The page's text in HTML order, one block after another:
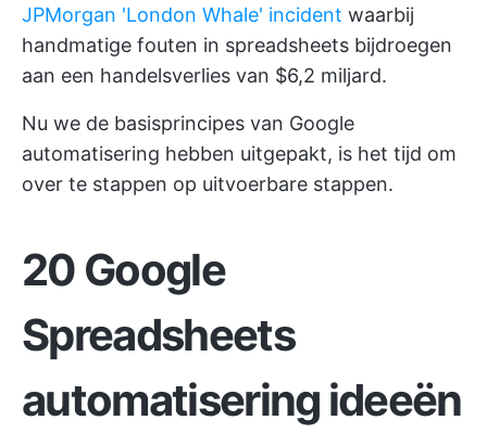
JPMorgan 'London Whale' incident waarbij
handmatige fouten in spreadsheets bijdroegen
aan een handelsverlies van $6,2 miljard.
Nu we de basisprincipes van Google
automatisering hebben uitgepakt, is het tijd om
over te stappen op uitvoerbare stappen.
20 Google
Spreadsheets
automatisering ideeën